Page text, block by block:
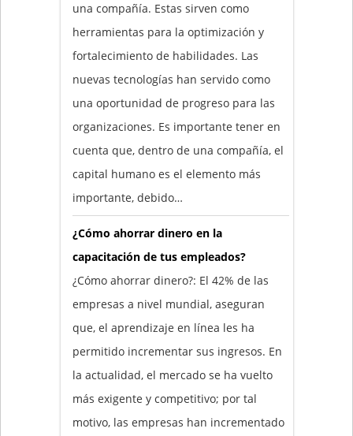
una compañía. Estas sirven como
herramientas para la optimización y
fortalecimiento de habilidades. Las
nuevas tecnologías han servido como
una oportunidad de progreso para las
organizaciones. Es importante tener en
cuenta que, dentro de una compañía, el
capital humano es el elemento más
importante, debido…
¿Cómo ahorrar dinero en la
capacitación de tus empleados?
¿Cómo ahorrar dinero?: El 42% de las
empresas a nivel mundial, aseguran
que, el aprendizaje en línea les ha
permitido incrementar sus ingresos. En
la actualidad, el mercado se ha vuelto
más exigente y competitivo; por tal
motivo, las empresas han incrementado